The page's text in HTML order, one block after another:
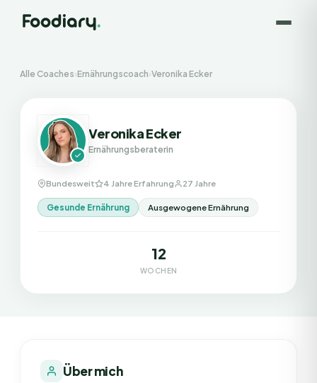
Alle Coaches›Ernährungscoach›Veronika Ecker
Veronika Ecker
Ernährungsberaterin
Bundesweit 4 Jahre Erfahrung 27 Jahre
Gesunde Ernährung Ausgewogene Ernährung
12
WOCHEN
Über mich